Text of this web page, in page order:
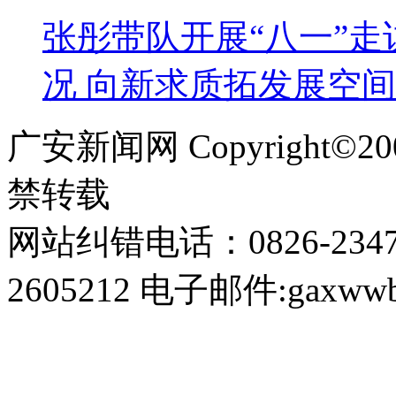
张彤带队开展“八一”
况 向新求质拓发展空
广安新闻网
禁转载
网站纠错电话：0826-
2605212 电子邮件